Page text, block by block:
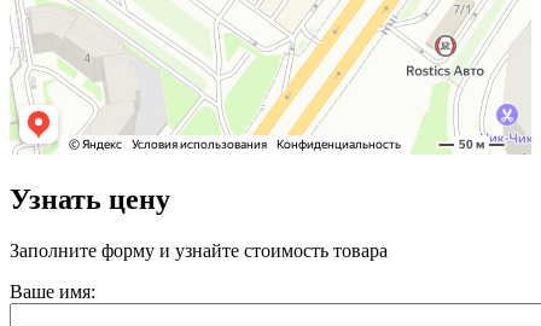
Узнать цену
Заполните форму и узнайте стоимость товара
Ваше имя: